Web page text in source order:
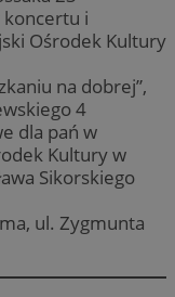
koncertu i
Ośrodek Kultury
na dobrej”,
4
dla pań w
Kultury w
Sikorskiego
ul. Zygmunta